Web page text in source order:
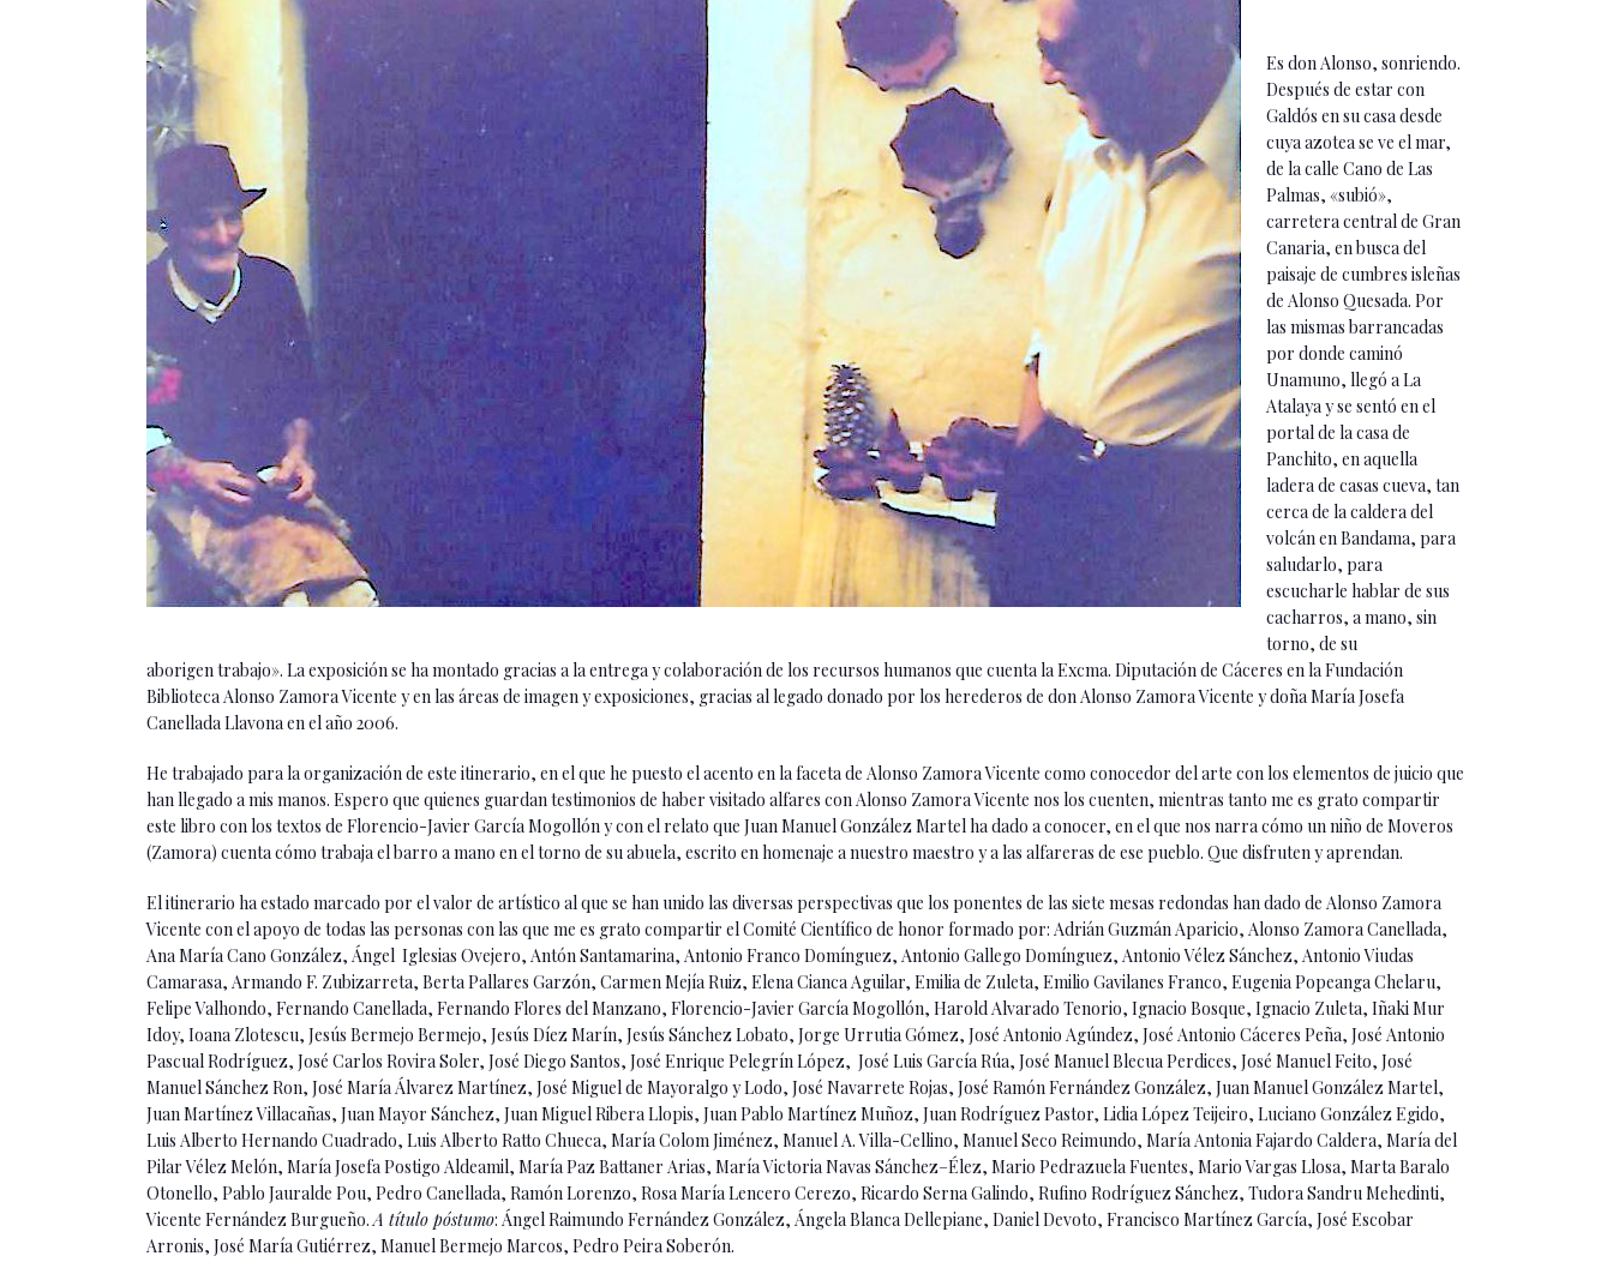
Es don Alonso, sonriendo.
Después de estar con
Galdós en su casa desde
cuya azotea se ve el mar,
de la calle Cano de Las
Palmas, «subió»,
carretera central de Gran
Canaria, en busca del
paisaje de cumbres isleñas
de Alonso Quesada. Por
las mismas barrancadas
por donde caminó
Unamuno, llegó a La
Atalaya y se sentó en el
portal de la casa de
Panchito, en aquella
ladera de casas cueva, tan
cerca de la caldera del
volcán en Bandama, para
saludarlo, para
escucharle hablar de sus
cacharros, a mano, sin
torno, de su
aborigen trabajo». La exposición se ha montado gracias a la entrega y colaboración de los recursos humanos que cuenta la Excma. Diputación de Cáceres en la Fundación
Biblioteca Alonso Zamora Vicente y en las áreas de imagen y exposiciones, gracias al legado donado por los herederos de don Alonso Zamora Vicente y doña María Josefa
Canellada Llavona en el año 2006.
He trabajado para la organización de este itinerario, en el que he puesto el acento en la faceta de Alonso Zamora Vicente como conocedor del arte con los elementos de juicio que
han llegado a mis manos. Espero que quienes guardan testimonios de haber visitado alfares con Alonso Zamora Vicente nos los cuenten, mientras tanto me es grato compartir
este libro con los textos de Florencio-Javier García Mogollón y con el relato que Juan Manuel González Martel ha dado a conocer, en el que nos narra cómo un niño de Moveros
(Zamora) cuenta cómo trabaja el barro a mano en el torno de su abuela, escrito en homenaje a nuestro maestro y a las alfareras de ese pueblo. Que disfruten y aprendan.
El itinerario ha estado marcado por el valor de artístico al que se han unido las diversas perspectivas que los ponentes de las siete mesas redondas han dado de Alonso Zamora
Vicente con el apoyo de todas las personas con las que me es grato compartir el Comité Científico de honor formado por: Adrián Guzmán Aparicio, Alonso Zamora Canellada,
Ana María Cano González, Ángel Iglesias Ovejero, Antón Santamarina, Antonio Franco Domínguez, Antonio Gallego Domínguez, Antonio Vélez Sánchez, Antonio Viudas
Camarasa, Armando F. Zubizarreta, Berta Pallares Garzón, Carmen Mejía Ruiz, Elena Cianca Aguilar, Emilia de Zuleta, Emilio Gavilanes Franco, Eugenia Popeanga Chelaru,
Felipe Valhondo, Fernando Canellada, Fernando Flores del Manzano, Florencio-Javier García Mogollón, Harold Alvarado Tenorio, Ignacio Bosque, Ignacio Zuleta, Iñaki Mur
Idoy, Ioana Zlotescu, Jesús Bermejo Bermejo, Jesús Díez Marín, Jesús Sánchez Lobato, Jorge Urrutia Gómez, José Antonio Agúndez, José Antonio Cáceres Peña, José Antonio
Pascual Rodríguez, José Carlos Rovira Soler, José Diego Santos, José Enrique Pelegrín López, José Luis García Rúa, José Manuel Blecua Perdices, José Manuel Feito, José
Manuel Sánchez Ron, José María Álvarez Martínez, José Miguel de Mayoralgo y Lodo, José Navarrete Rojas, José Ramón Fernández González, Juan Manuel González Martel,
Juan Martínez Villacañas, Juan Mayor Sánchez, Juan Miguel Ribera Llopis, Juan Pablo Martínez Muñoz, Juan Rodríguez Pastor, Lidia López Teijeiro, Luciano González Egido,
Luis Alberto Hernando Cuadrado, Luis Alberto Ratto Chueca, María Colom Jiménez, Manuel A. Villa-Cellino, Manuel Seco Reimundo, María Antonia Fajardo Caldera, María del
Pilar Vélez Melón, María Josefa Postigo Aldeamil, María Paz Battaner Arias, María Victoria Navas Sánchez–Élez, Mario Pedrazuela Fuentes, Mario Vargas Llosa, Marta Baralo
Otonello, Pablo Jauralde Pou, Pedro Canellada, Ramón Lorenzo, Rosa María Lencero Cerezo, Ricardo Serna Galindo, Rufino Rodríguez Sánchez, Tudora Sandru Mehedinti,
Vicente Fernández Burgueño.A título póstumo: Ángel Raimundo Fernández González, Ángela Blanca Dellepiane, Daniel Devoto, Francisco Martínez García, José Escobar
Arronis, José María Gutiérrez, Manuel Bermejo Marcos, Pedro Peira Soberón.